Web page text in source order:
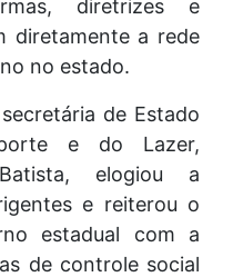
diretrizes e
diretamente a rede
no estado.
de Estado
e do Lazer,
elogiou a
e reiterou o
estadual com a
de controle social